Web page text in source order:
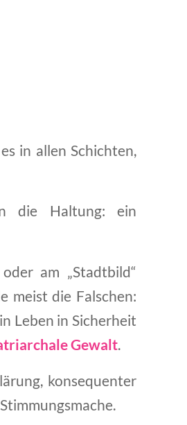
in allen Schichten,
die Haltung: ein
am „Stadtbild“
meist die Falschen:
Leben in Sicherheit
Gewalt.
konsequenter